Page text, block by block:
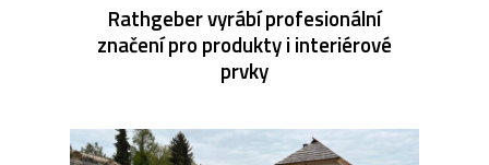
Rathgeber vyrábí profesionální
značení pro produkty i interiérové
prvky